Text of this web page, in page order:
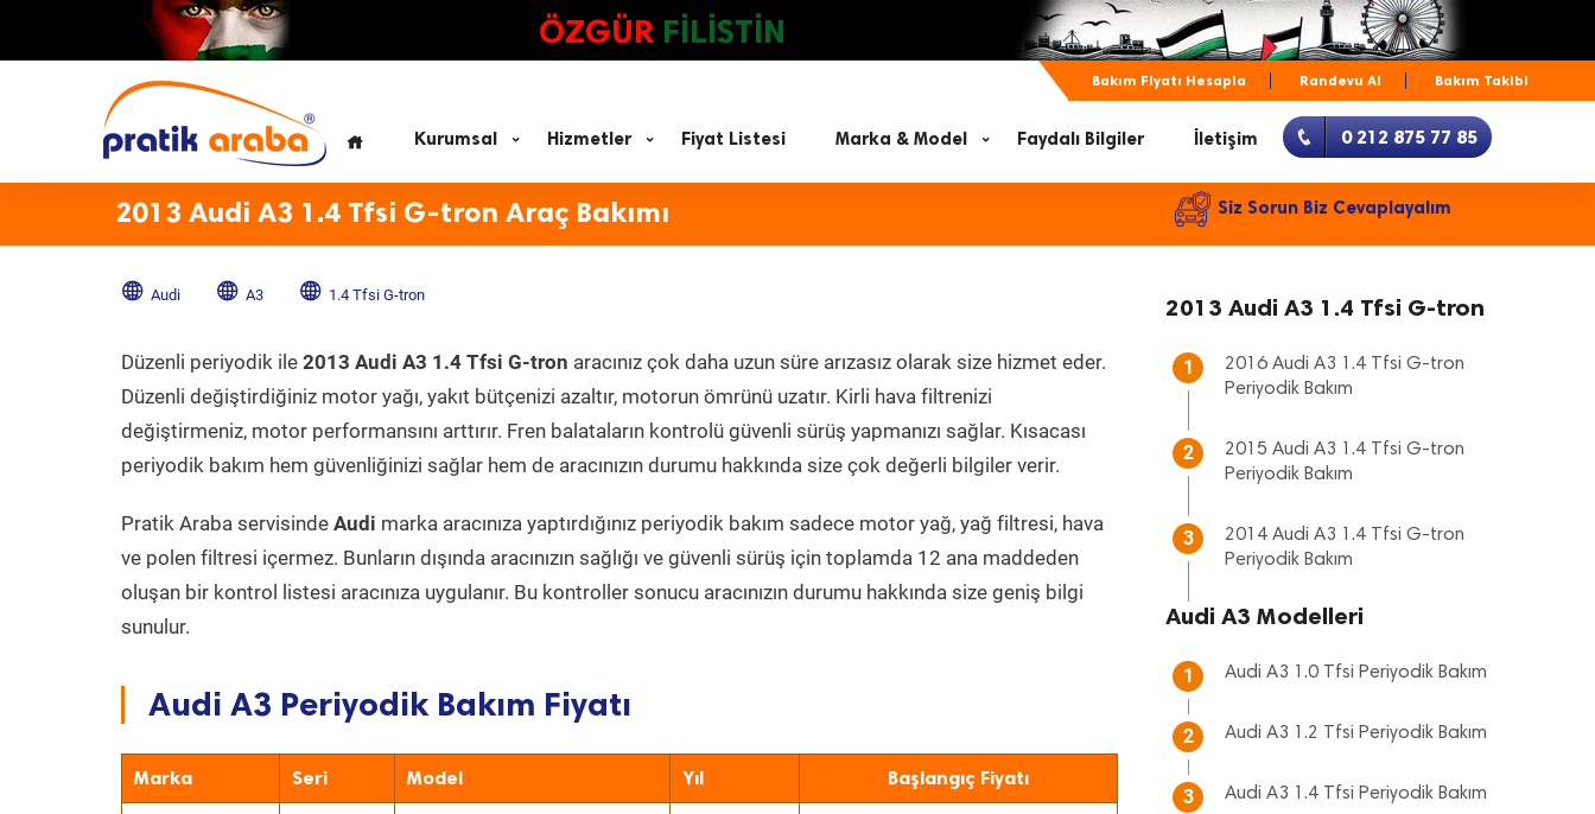
ÖZGÜR FİLİSTİN
Bakım Fiyatı Hesapla Randevu Al Bakım Takibi
Kurumsal Hizmetler Fiyat Listesi Marka & Model Faydalı Bilgiler İletişim 0 212 875 77 85
2013 Audi A3 1.4 Tfsi G-tron Araç Bakımı Siz Sorun Biz Cevaplayalım
Audi A3 1.4 Tfsi G-tron
Düzenli periyodik ile 2013 Audi A3 1.4 Tfsi G-tron aracınız çok daha uzun süre arızasız olarak size hizmet eder.
Düzenli değiştirdiğiniz motor yağı, yakıt bütçenizi azaltır, motorun ömrünü uzatır. Kirli hava filtrenizi
değiştirmeniz, motor performansını arttırır. Fren balataların kontrolü güvenli sürüş yapmanızı sağlar. Kısacası
periyodik bakım hem güvenliğinizi sağlar hem de aracınızın durumu hakkında size çok değerli bilgiler verir.
Pratik Araba servisinde Audi marka aracınıza yaptırdığınız periyodik bakım sadece motor yağ, yağ filtresi, hava
ve polen filtresi içermez. Bunların dışında aracınızın sağlığı ve güvenli sürüş için toplamda 12 ana maddeden
oluşan bir kontrol listesi aracınıza uygulanır. Bu kontroller sonucu aracınızın durumu hakkında size geniş bilgi
sunulur.
Audi A3 Periyodik Bakım Fiyatı
Marka Seri Model Yıl Başlangıç Fiyatı
2013 Audi A3 1.4 Tfsi G-tron
1
2016 Audi A3 1.4 Tfsi G-tron
Periyodik Bakım
2
2015 Audi A3 1.4 Tfsi G-tron
Periyodik Bakım
3
2014 Audi A3 1.4 Tfsi G-tron
Periyodik Bakım
Audi A3 Modelleri
1 Audi A3 1.0 Tfsi Periyodik Bakım
2 Audi A3 1.2 Tfsi Periyodik Bakım
3 Audi A3 1.4 Tfsi Periyodik Bakım